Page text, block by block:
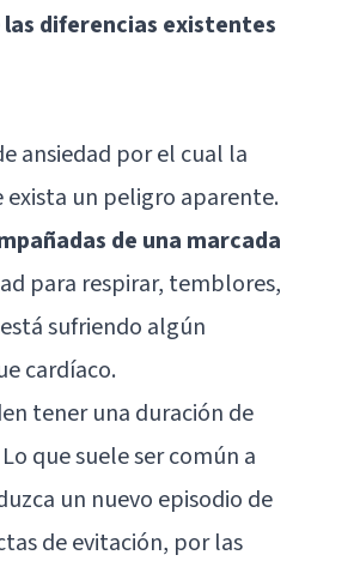
las diferencias existentes
ansiedad por el cual la
exista un peligro aparente.
de una marcada
para respirar, temblores,
sufriendo algún
cardíaco.
tener una duración de
que suele ser común a
un nuevo episodio de
de evitación, por las